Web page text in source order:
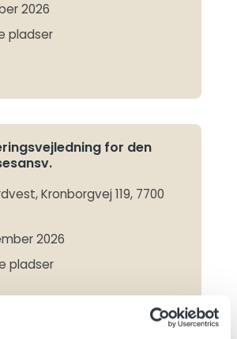
2026
pladser
for den
Kronborgvej 119, 7700
2026
pladser